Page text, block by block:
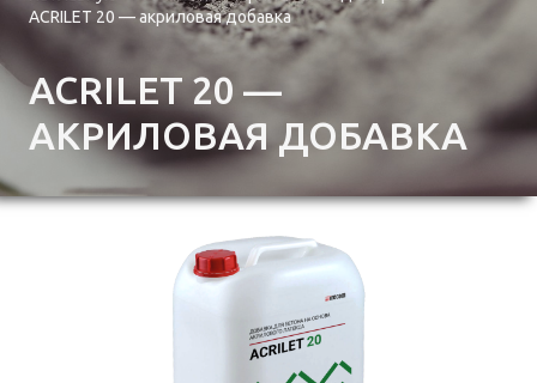
ACRILET 20 — акриловая добавка
ACRILET 20 —
АКРИЛОВАЯ ДОБАВКА